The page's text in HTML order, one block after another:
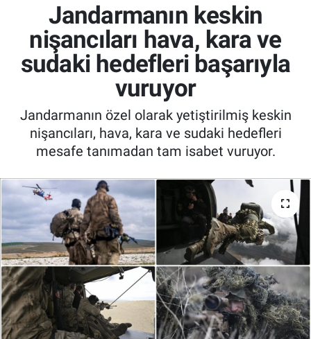
Jandarmanın keskin
nişancıları hava, kara ve
sudaki hedefleri başarıyla
vuruyor
Jandarmanın özel olarak yetiştirilmiş keskin
nişancıları, hava, kara ve sudaki hedefleri
mesafe tanımadan tam isabet vuruyor.